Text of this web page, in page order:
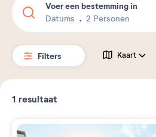
Voer een bestemming in
Datums 2 Personen
Filters Kaart
1 resultaat